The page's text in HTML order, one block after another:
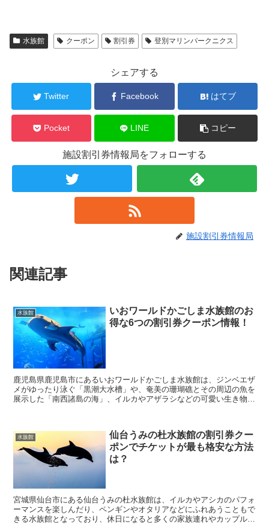
水族館 クーポン 割引券 登別マリンパークニクス
シェアする
Twitter Facebook はてブ
Pocket LINE コピー
施設割引券情報局をフォローする
施設割引券情報局
関連記事
水族館
いおワールドかごしま水族館のお
得な6つの割引券クーポン情報！
鹿児島県鹿児島市にあるいおワールドかごしま水族館は、ジンベエザ
メがゆったり泳ぐ「黒潮大水槽」や、奄美の珊瑚礁とその周辺の魚を
展示した「南西諸島の海」、イルカやアザラシなどの可愛い生き物達
水族館
仙台うみの杜水族館の割引券クー
ポンでチケットが最も格安な方法
は？
宮城県仙台市にある仙台うみの杜水族館は、イルカやアシカのパフォ
ーマンスを楽しんだり、ペンギンやオタリアなどにふれあうこともで
きる水族館となっており、休日になると多くの家族連れやカップル、